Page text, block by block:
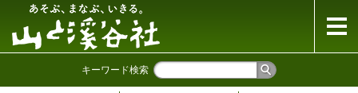
キーワード検索